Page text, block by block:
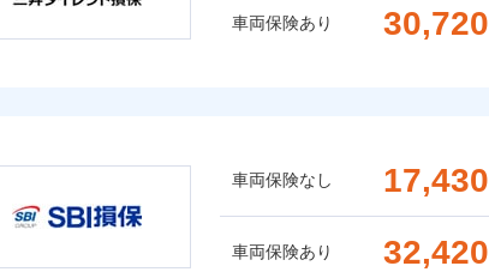
車両保険あり 30,720
車両保険なし 17,430
車両保険あり 32,420